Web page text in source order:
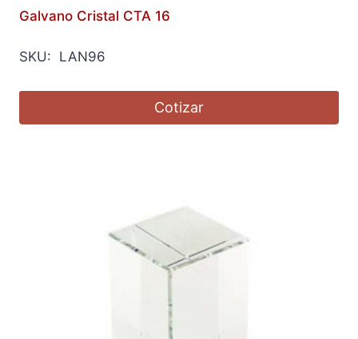
Galvano Cristal CTA 16
SKU: LAN96
Cotizar